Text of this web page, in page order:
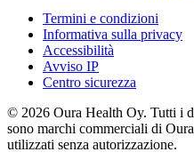
Termini e condizioni
Informativa sulla privacy
Accessibilità
Avviso IP
Centro sicurezza
© 2026 Oura Health Oy. Tutti i
sono marchi commerciali di
utilizzati senza autorizzazione.